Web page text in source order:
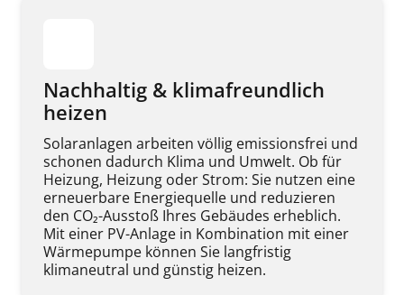
Nachhaltig & klimafreundlich
heizen
Solaranlagen arbeiten völlig emissionsfrei und
schonen dadurch Klima und Umwelt. Ob für
Heizung, Heizung oder Strom: Sie nutzen eine
erneuerbare Energiequelle und reduzieren
den CO₂-Ausstoß Ihres Gebäudes erheblich.
Mit einer PV-Anlage in Kombination mit einer
Wärmepumpe können Sie langfristig
klimaneutral und günstig heizen.